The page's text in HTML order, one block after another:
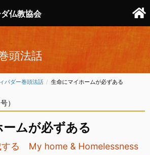
仏教協会
頭法話
パダー巻頭法話 CURRENT:
生命にマイホームが必ずある
）
ムが必ずある
する My home & Homelessness